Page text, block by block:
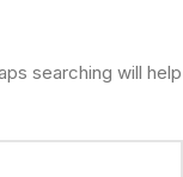
searching will help